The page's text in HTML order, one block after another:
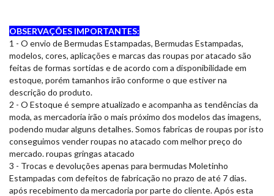
OBSERVAÇÕES IMPORTANTES:
1 - O envio de Bermudas Estampadas, Bermudas Estampadas,
modelos, cores, aplicações e marcas das roupas por atacado são
feitas de formas sortidas e de acordo com a disponibilidade em
estoque, porém tamanhos irão conforme o que estiver na
descrição do produto.
2 - O Estoque é sempre atualizado e acompanha as tendências da
moda, as mercadoria irão o mais próximo dos modelos das imagens,
podendo mudar alguns detalhes. Somos fabricas de roupas por isto
conseguimos vender roupas no atacado com melhor preço do
mercado. roupas gringas atacado
3 - Trocas e devoluções apenas para bermudas Moletinho
Estampadas com defeitos de fabricação no prazo de até 7 dias.
após recebimento da mercadoria por parte do cliente. Após esta